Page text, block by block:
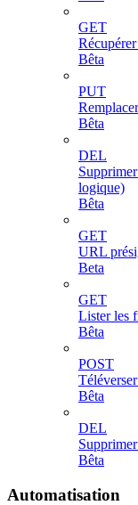
GET
Bêta
PUT
Bêta
DEL
logique)
Bêta
GET
URL
Beta
GET
Lister les
Bêta
POST
Bêta
DEL
Bêta
Automatisation